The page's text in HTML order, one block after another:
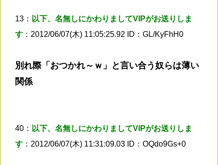
13： 以下、名無しにかわりましてVIPがお送りしま
す ：2012/06/07(木) 11:05:25.92 ID：GL/KyFhH0
別れ際「おつかれ～ｗ」と言い合う奴らは薄い
関係
40： 以下、名無しにかわりましてVIPがお送りしま
す ：2012/06/07(木) 11:31:09.03 ID：OQdo9Gs+0